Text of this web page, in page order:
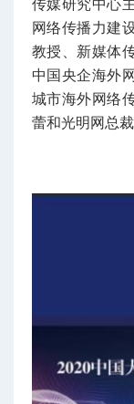
传媒研究中心
网络传播力建
教授、新媒体
中国央企海外
城市海外网络
蕾和光明网总